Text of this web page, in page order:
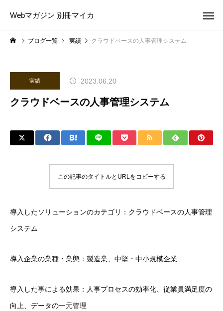
Webマガジン 別冊マイカ
ブログ一覧 実績 クラウドベースの人事管理システム
実績 2023.06.20
クラウドベースの人事管理システム
この記事のタイトルとURLをコピーする
導入したソリューションのカテゴリ：クラウドベースの人事管理
システム
導入企業の業種・業態：製造業、中堅・中小規模企業
導入した事による効果：人事プロセスの効率化、従業員満足度の
向上、データの一元管理